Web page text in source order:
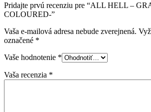
Pridajte prvú recenziu pre “ALL HELL –
COLOURED-”
Vaša e-mailová adresa nebude zverejnená.
označené *
Vaše hodnotenie *
Vaša recenzia *